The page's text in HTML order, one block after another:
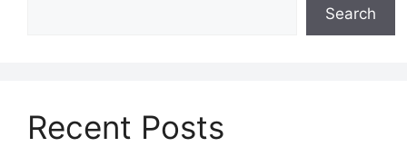
Search
Recent Posts